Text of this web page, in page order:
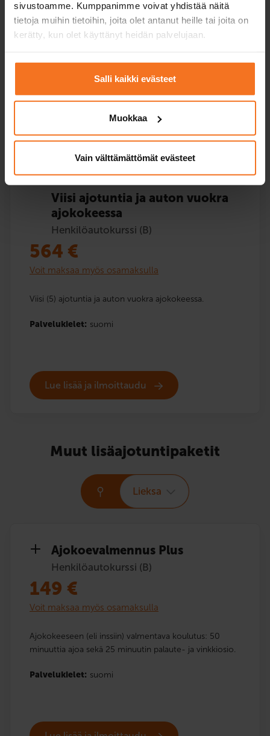
sivustoamme. Kumppanimme voivat yhdistää näitä
tietoja muihin tietoihin, joita olet antanut heille tai joita on
kerätty, kun olet käyttänyt heidän palvelujaan.
Salli kaikki evästeet
Muokkaa
Vain välttämättömät evästeet
Voit maksaa myös osamaksulla
Viisi (5) lisäajotuntia autokoulun autolla.
Viisi ajotuntia ja auton vuokra
ajokokeessa
Henkilöautokurssi (B)
564 €
Voit maksaa myös osamaksulla
Viisi (5) ajotuntia ja auton vuokra ajokokeessa.
Palvelukielet: suomi
Lue lisää ja ilmoittaudu
Muut lisäajotuntipaketit
Lieksa
Ajokoe­valmennus Plus
Henkilöautokurssi (B)
149 €
Voit maksaa myös osamaksulla
Ajokokeeseen (eli inssiin) valmentava koulutus: 50
minuuttia ajoa sekä 25 minuutin palaute- ja vinkkiosio.
Palvelukielet: suomi